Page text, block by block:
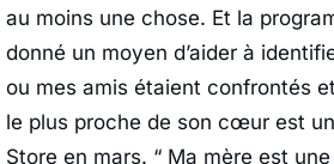
au moins une chose. Et la
donné un moyen d’aider à
ou mes amis étaient confrontés
le plus proche de son cœur est
Store en mars. “ Ma mère est